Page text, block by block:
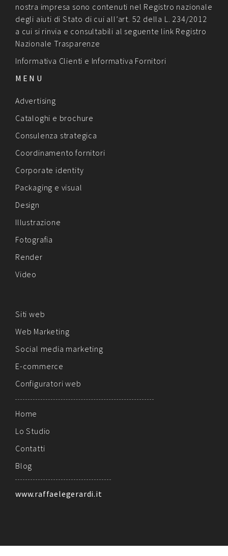
nostra impresa sono contenuti nel Registro nazionale
degli aiuti di Stato di cui all’art. 52 della L. 234/2012
a cui si rinvia e consultabili al seguente link Registro
Nazionale Trasparenze
Informativa Clienti e Informativa Fornitori
MENU
Advertising
Cataloghi e brochure
Consulenza strategica
Coordinamento fornitori
Corporate identity
Packaging e visual
Design
Illustrazione
Fotografia
Render
Video
Siti web
Web Marketing
Social media marketing
E-commerce
Configuratori web
Home
Lo Studio
Contatti
Blog
www.raffaelegerardi.it